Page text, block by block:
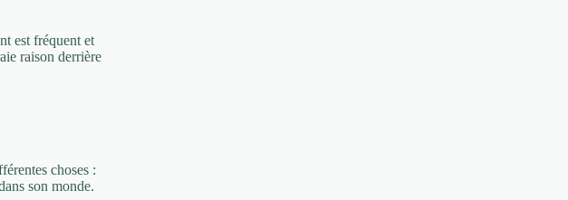
est fréquent et
raison derrière
choses :
son monde.